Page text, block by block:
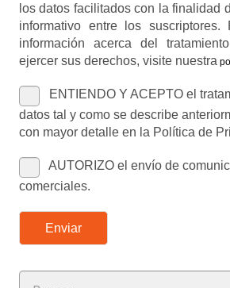
los datos facilitados con la finalidad
informativo entre los suscriptores.
información acerca del
ejercer sus derechos, visite nuestra
ENTIENDO Y ACEPTO el
datos tal y como se describe
con mayor detalle en la Política de
AUTORIZO el envío de
comerciales.
Enviar
Buscar: